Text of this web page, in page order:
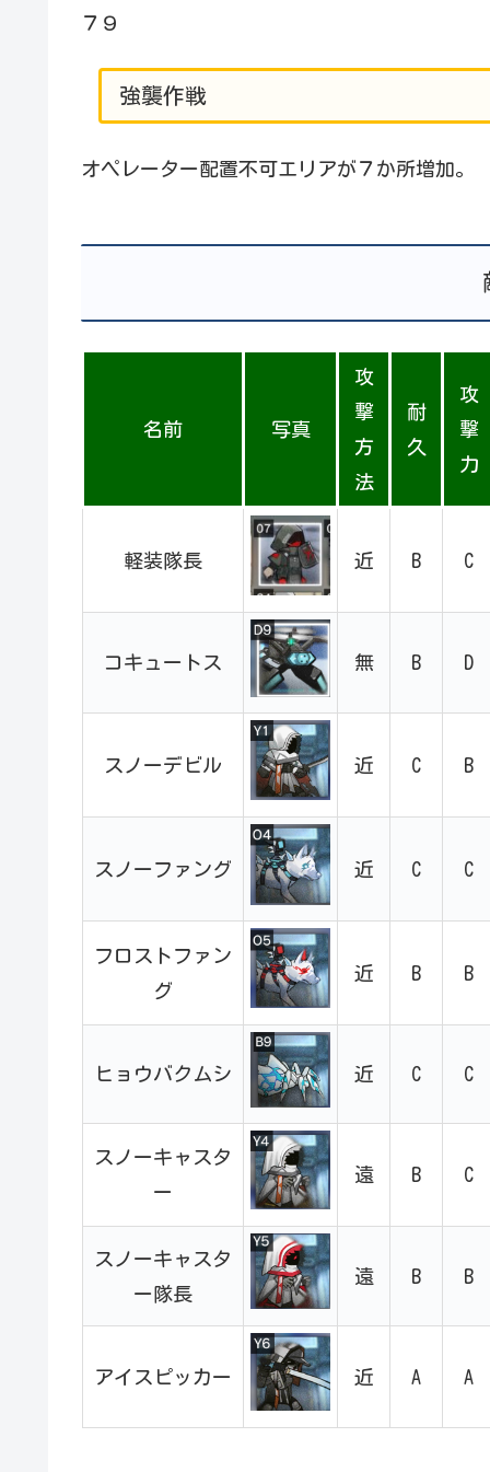
７９
強襲作戦
オペレーター配置不可エリアが７か所増加。
名前 写真
攻
撃
方
法
耐
久
攻
撃
力
軽装隊長 近 B C
コキュートス 無 B D
スノーデビル 近 C B
スノーファング 近 C C
フロストファン
グ
近 B B
ヒョウバクムシ 近 C C
スノーキャスタ
ー
遠 B C
スノーキャスタ
ー隊長
遠 B B
アイスピッカー 近 A A